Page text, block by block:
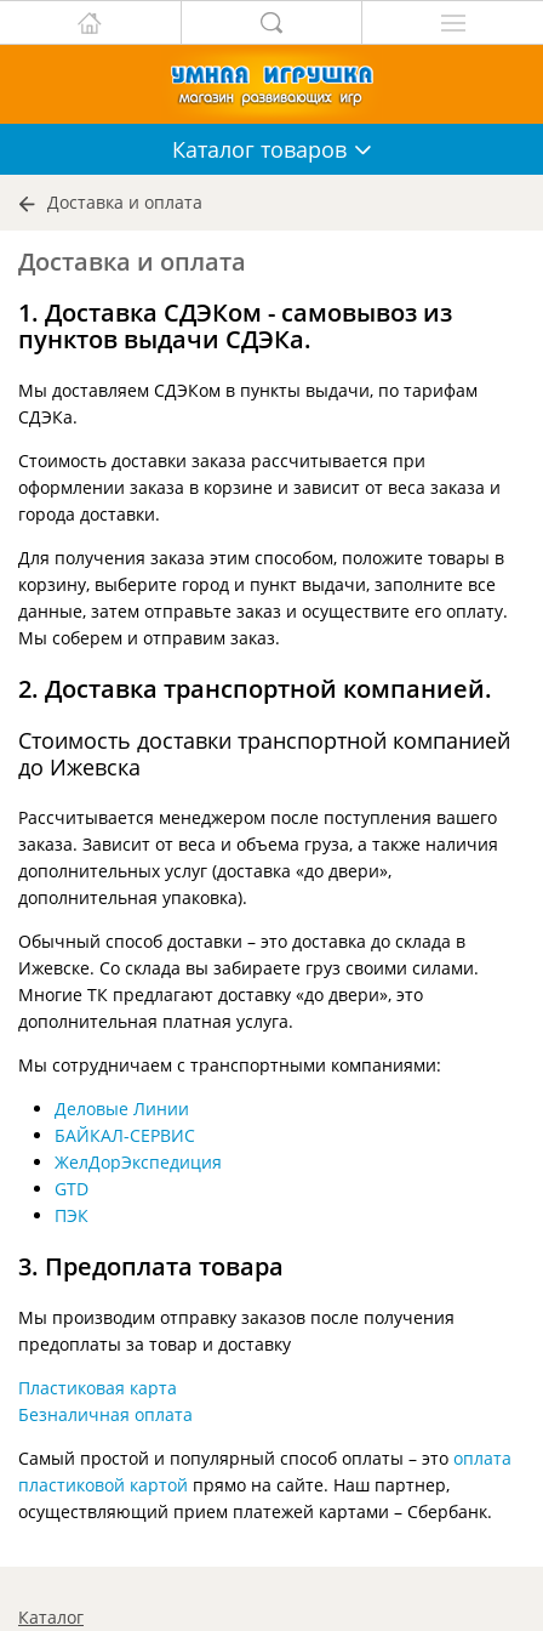
Каталог товаров
Доставка и оплата
Доставка и оплата
1. Доставка СДЭКом - самовывоз из
пунктов выдачи СДЭКа.
Мы доставляем СДЭКом в пункты выдачи, по тарифам
СДЭКа.
Стоимость доставки заказа рассчитывается при
оформлении заказа в корзине и зависит от веса заказа и
города доставки.
Для получения заказа этим способом, положите товары в
корзину, выберите город и пункт выдачи, заполните все
данные, затем отправьте заказ и осуществите его оплату.
Мы соберем и отправим заказ.
2. Доставка транспортной компанией.
Стоимость доставки транспортной компанией
до Ижевска
Рассчитывается менеджером после поступления вашего
заказа. Зависит от веса и объема груза, а также наличия
дополнительных услуг (доставка «до двери»,
дополнительная упаковка).
Обычный способ доставки – это доставка до склада в
Ижевске. Со склада вы забираете груз своими силами.
Многие ТК предлагают доставку «до двери», это
дополнительная платная услуга.
Мы сотрудничаем с транспортными компаниями:
Деловые Линии
БАЙКАЛ-СЕРВИС
ЖелДорЭкспедиция
GTD
ПЭК
3. Предоплата товара
Мы производим отправку заказов после получения
предоплаты за товар и доставку
Пластиковая карта
Безналичная оплата
Самый простой и популярный способ оплаты – это оплата
пластиковой картой прямо на сайте. Наш партнер,
осуществляющий прием платежей картами – Сбербанк.
Каталог